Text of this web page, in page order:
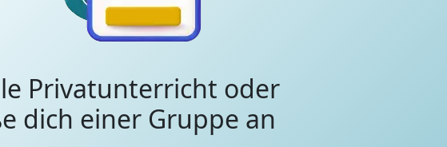
Privatunterricht oder
dich einer Gruppe an